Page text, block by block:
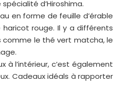
d’Hiroshima.
en forme de feuille d’érable
rouge. Il y a différents
comme le thé vert matcha, le
à l’intérieur, c’est également
Cadeaux idéals à rapporter